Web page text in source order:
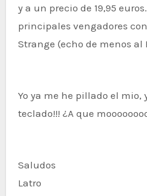
y a un precio de 19,95
principales vengadores
Strange (echo de menos
Yo ya me he pillado el mio,
teclado!!! ¿A que
Saludos
Latro